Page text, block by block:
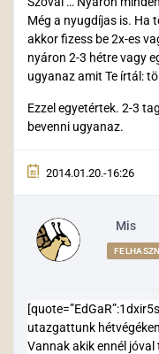
Még a nyugdíjas is. Ha
akkor fizess be 2x-es
nyáron 2-3 hétre vagy
ugyanaz amit Te írtál:
Ezzel egyetértek. 2-3
bevenni ugyanaz.
2014.01.20.-16:26
Mis
utazgattunk
Vannak akik ennél